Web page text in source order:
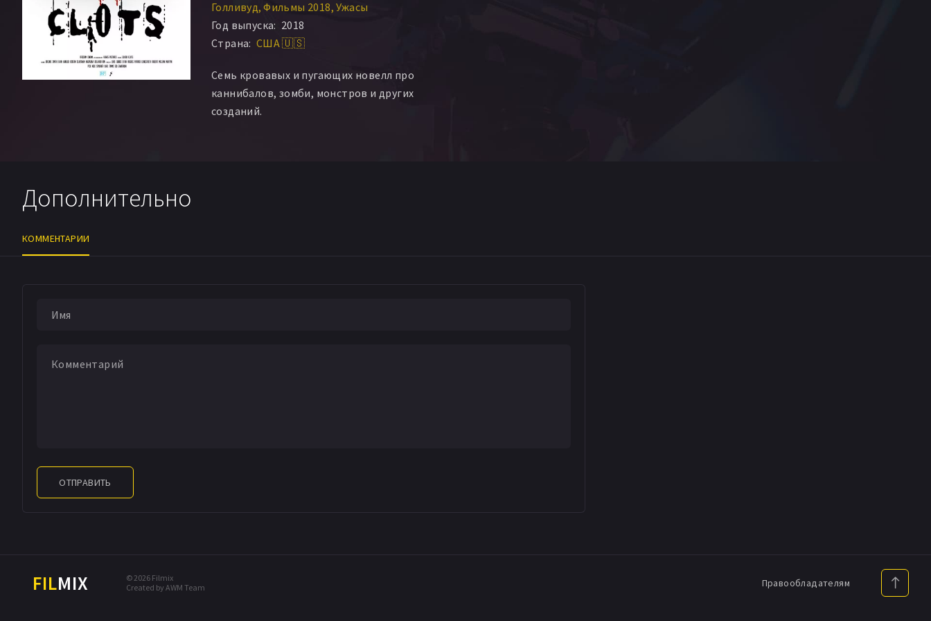
Голливуд Фильмы 2018 Ужасы
Год выпуска: 2018
Страна: США 🇺🇸
Семь кровавых и пугающих новелл про
каннибалов, зомби, монстров и других
созданий.
Дополнительно
КОММЕНТАРИИ
ОТПРАВИТЬ
FILMIX
© 2026 Filmix
Created by AWM Team
Правообладателям